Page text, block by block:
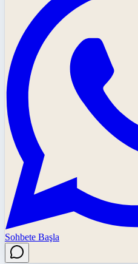
Sohbete Başla